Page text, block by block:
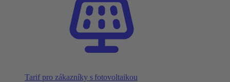
Tarif pro zákazníky s fotovoltaikou